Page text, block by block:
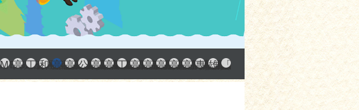
市政府中小企業升級輔導網站
MEGABAY大港創艦
高雄金融科技創新園區
工廠登記線上申辦系統
和發產業園區
高雄工業資訊平台
高雄本洲產業園區服務中心
公司、商業登記主題網
高雄市友善商家
高雄市政府經濟發展局-工業管線查詢系統
工業管線防災教育資訊網
高雄市綠能管理資訊整合系統平台 - 綠能資訊
高雄市綠能管理資訊整合系統平台 -
高雄淨零商轉服務平台
高雄招商網
高雄會展網
專刊『雄心.大誌』
雄心高飛 創新經典
「我的E政府」入口網